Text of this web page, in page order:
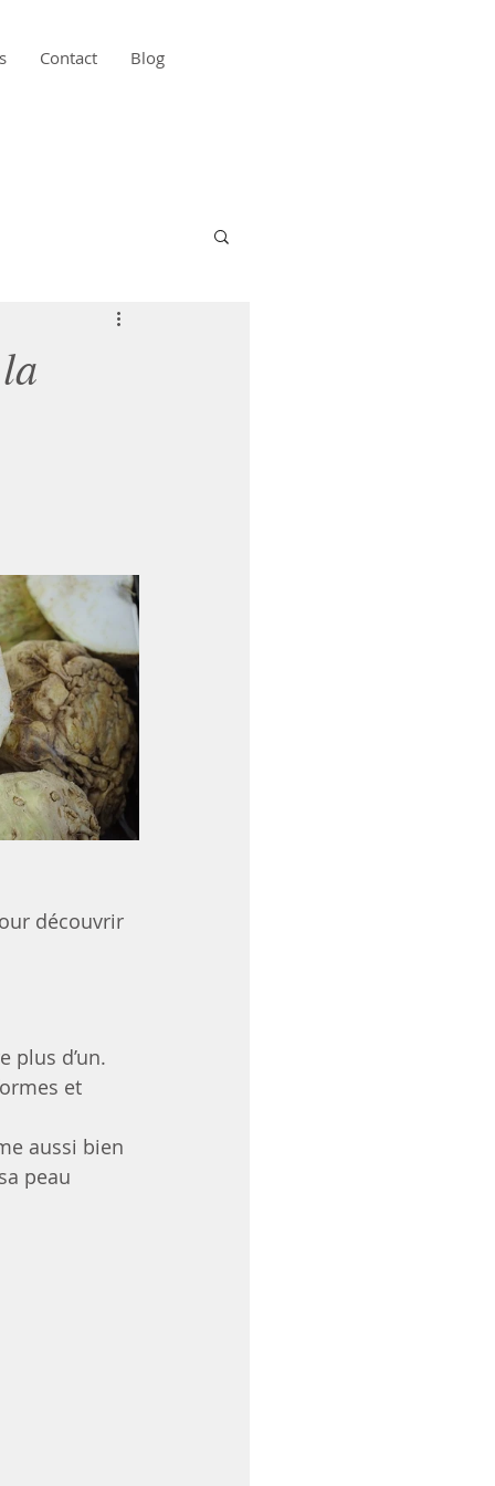
Contact Blog
découvrir
plus d’un.
et
aussi bien
peau